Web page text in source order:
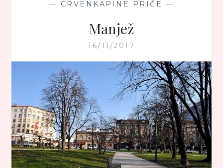
— CRVENKAPINE PRIČE —
Manjež
16/11/2017